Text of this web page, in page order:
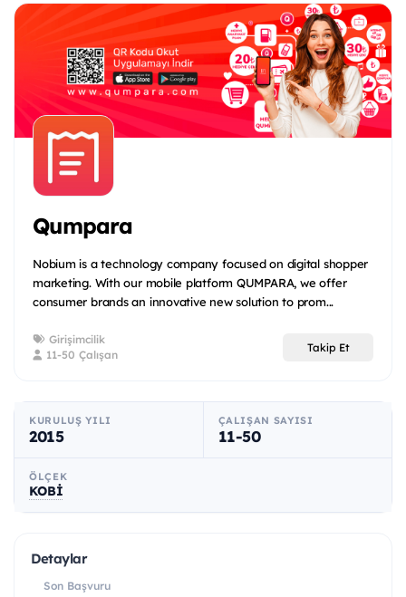
Qumpara
Nobium is a technology company focused on digital shopper
marketing. With our mobile platform QUMPARA, we offer
consumer brands an innovative new solution to prom...
Girişimcilik
11-50 Çalışan
Takip Et
KURULUŞ YILI
2015
ÇALIŞAN SAYISI
11-50
ÖLÇEK
KOBİ
Detaylar
Son Başvuru